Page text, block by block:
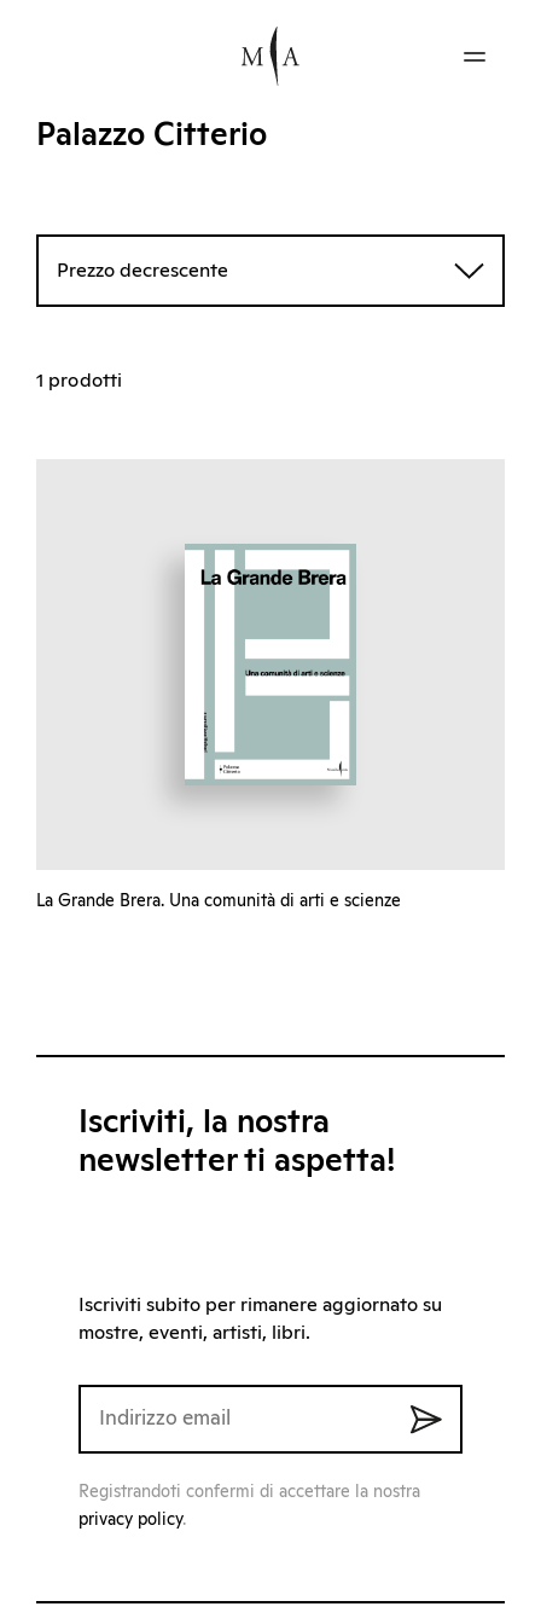
Palazzo Citterio
Prezzo decrescente
1 prodotti
La Grande Brera. Una comunità di arti e scienze
Iscriviti, la nostra
newsletter ti aspetta!
Iscriviti subito per rimanere aggiornato su
mostre, eventi, artisti, libri.
Registrandoti confermi di accettare la nostra
privacy policy.